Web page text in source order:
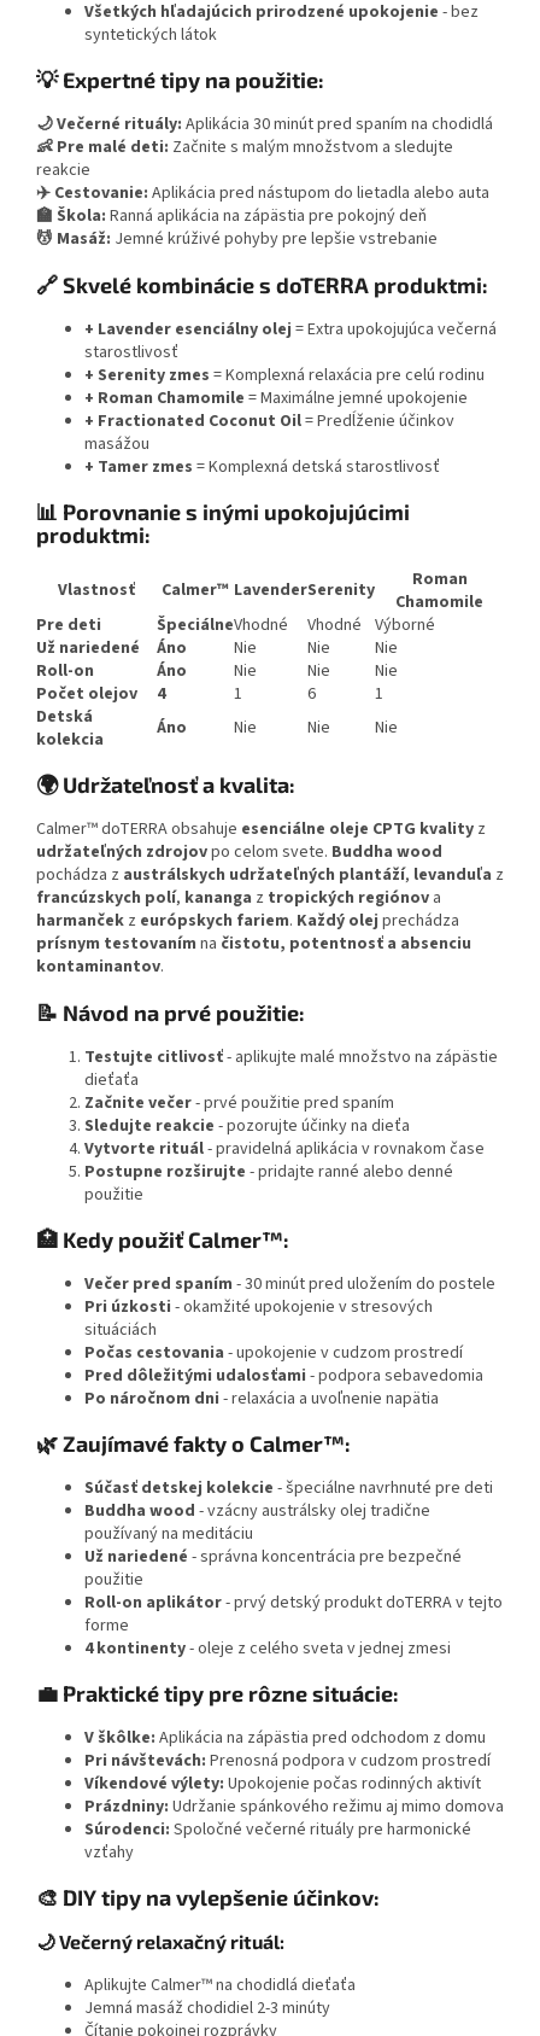
Všetkých hľadajúcich prirodzené upokojenie - bez
syntetických látok
💡 Expertné tipy na použitie:
🌙 Večerné rituály: Aplikácia 30 minút pred spaním na chodidlá
👶 Pre malé deti: Začnite s malým množstvom a sledujte
reakcie
✈️ Cestovanie: Aplikácia pred nástupom do lietadla alebo auta
🏫 Škola: Ranná aplikácia na zápästia pre pokojný deň
💆 Masáž: Jemné krúživé pohyby pre lepšie vstrebanie
🔗 Skvelé kombinácie s doTERRA produktmi:
+ Lavender esenciálny olej = Extra upokojujúca večerná
starostlivosť
+ Serenity zmes = Komplexná relaxácia pre celú rodinu
+ Roman Chamomile = Maximálne jemné upokojenie
+ Fractionated Coconut Oil= Predĺženie účinkov
masážou
+ Tamer zmes = Komplexná detská starostlivosť
📊 Porovnanie s inými upokojujúcimi
produktmi:
Vlastnosť Calmer™ LavenderSerenity
Roman
Chamomile
Pre deti
ŠpeciálneVhodné Vhodné Výborné
Už nariedené
Áno Nie Nie
Nie
Roll-on
Áno Nie Nie
Nie
Počet olejov
4 1 6
1
Detská
kolekcia
Áno Nie Nie Nie
🌍 Udržateľnosť a kvalita:
Calmer™ doTERRA obsahuje esenciálne oleje CPTG kvality z
udržateľných zdrojovpo celom svete. Buddha wood
pochádza z austrálskych udržateľných plantáží, levanduľa z
francúzskych polí, kananga z tropických regiónov a
harmanček z európskych fariem. Každý olej prechádza
prísnym testovaním na čistotu, potentnosť a absenciu
kontaminantov.
📝 Návod na prvé použitie:
Testujte citlivosť- aplikujte malé množstvo na zápästie
dieťaťa
Začnite večer- prvé použitie pred spaním
Sledujte reakcie - pozorujte účinky na dieťa
Vytvorte rituál- pravidelná aplikácia v rovnakom čase
Postupne rozširujte - pridajte ranné alebo denné
použitie
🏥 Kedy použiť Calmer™:
Večer pred spaním - 30 minút pred uložením do postele
Pri úzkosti - okamžité upokojenie v stresových
situáciách
Počas cestovania - upokojenie v cudzom prostredí
Pred dôležitými udalosťami - podpora sebavedomia
Po náročnom dni - relaxácia a uvoľnenie napätia
🌿 Zaujímavé fakty o Calmer™:
Súčasť detskej kolekcie - špeciálne navrhnuté pre deti
Buddha wood - vzácny austrálsky olej tradične
používaný na meditáciu
Už nariedené - správna koncentrácia pre bezpečné
použitie
Roll-on aplikátor- prvý detský produkt doTERRA v tejto
forme
4 kontinenty- oleje z celého sveta v jednej zmesi
💼 Praktické tipy pre rôzne situácie:
V škôlke: Aplikácia na zápästia pred odchodom z domu
Pri návštevách: Prenosná podpora v cudzom prostredí
Víkendové výlety: Upokojenie počas rodinných aktivít
Prázdniny: Udržanie spánkového režimu aj mimo domova
Súrodenci: Spoločné večerné rituály pre harmonické
vzťahy
🎨 DIY tipy na vylepšenie účinkov:
🌙 Večerný relaxačný rituál:
Aplikujte Calmer™ na chodidlá dieťaťa
Jemná masáž chodidiel 2-3 minúty
Čítanie pokojnej rozprávky